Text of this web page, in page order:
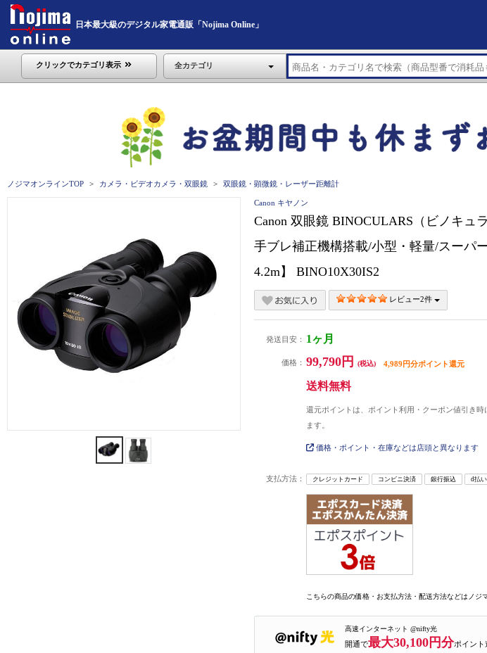
日本最大級のデジタル家電通販「Nojima Online」
クリックでカテゴリ表示 全カテゴリ
ノジマオンラインTOP カメラ・ビデオカメラ・双眼鏡 双眼鏡・顕微鏡・レーザー距離計
Canon キヤノン
Canon 双眼鏡 BINOCULARS（ビノキュ
手ブレ補正機構搭載/小型・軽量/スーパ
4.2m】 BINO10X30IS2
レビュー2件
発送目安： 1ヶ月
価格： 99,790円 (税込) 4,989円分ポイント還元
送料無料
還元ポイントは、ポイント利用・クーポン値引き
ます。
価格・ポイント・在庫などは店頭と異なります
支払方法： クレジットカード コンビニ決済 銀行振込 d払い
こちらの商品の価格・お支払方法・配送方法などはノジ
高速インターネット @nifty光
開通で最大30,100円分ポイント